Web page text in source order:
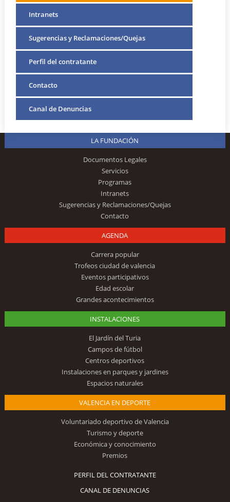
Intranets
Sugerencias y Reclamaciones/Quejas
Perfil del contratante
Contacto
Canal de Denuncias
LA FUNDACIÓN
Documentos Legales
Servicios
Programas
Intranets
Sugerencias y Reclamaciones/Quejas
Contacto
AGENDA
Carrera popular
Trofeos ciudad de valencia
Eventos participativos
Edad escolar
Grandes acontecimientos
INSTALACIONES
El Jardín del Turia
Campos de fútbol
Centros deportivos
Instalaciones en parques y jardines
Espacios naturales
VALENCIA EN DEPORTE
Voluntariado deportivo de Valencia
Turismo y deporte
Económica y conocimiento
Premios
PERFIL DEL CONTRATANTE
CANAL DE DENUNCIAS